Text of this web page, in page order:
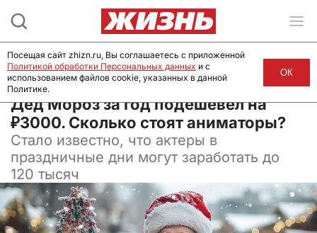
23 ноября 2024, 15:30
Дед Мороз за год подешевел на
₽3000. Сколько стоят аниматоры?
Стало известно, что актеры в
праздничные дни могут заработать до
120 тысяч
Посещая сайт zhizn.ru, Вы соглашаетесь с приложенной
Политикой обработки Персональных данных и с
использованием файлов cookie, указанных в данной
Политике.
ОК